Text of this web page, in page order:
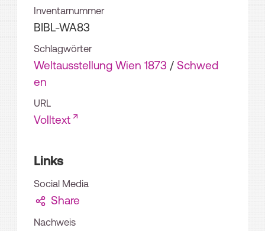
Inventarnummer
BIBL-WA83
Schlagwörter
Weltausstellung Wien 1873 / Schwed
en
URL
Volltext
Links
Social Media
Share
Nachweis